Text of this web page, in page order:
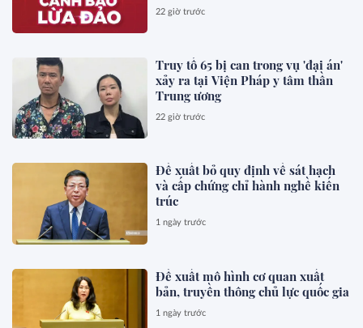
22 giờ trước
Truy tố 65 bị can trong vụ 'đại án'
xảy ra tại Viện Pháp y tâm thần
Trung ương
22 giờ trước
Đề xuất bỏ quy định về sát hạch
và cấp chứng chỉ hành nghề kiến
trúc
1 ngày trước
Đề xuất mô hình cơ quan xuất
bản, truyền thông chủ lực quốc gia
1 ngày trước